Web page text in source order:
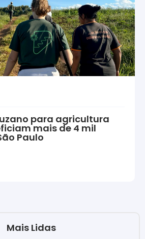
para agricultura
mais de 4 mil
Paulo
Mais Lidas